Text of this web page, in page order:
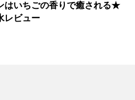
はいちごの香りで癒される★
レビュー